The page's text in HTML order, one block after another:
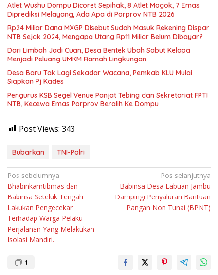
Atlet Wushu Dompu Dicoret Sepihak, 8 Atlet Mogok, 7 Emas
Diprediksi Melayang, Ada Apa di Porprov NTB 2026
Rp24 Miliar Dana MXGP Disebut Sudah Masuk Rekening Dispar
NTB Sejak 2024, Mengapa Utang Rp11 Miliar Belum Dibayar?
Dari Limbah Jadi Cuan, Desa Bentek Ubah Sabut Kelapa
Menjadi Peluang UMKM Ramah Lingkungan
Desa Baru Tak Lagi Sekadar Wacana, Pemkab KLU Mulai
Siapkan Pj Kades
Pengurus KSB Segel Venue Panjat Tebing dan Sekretariat FPTI
NTB, Kecewa Emas Porprov Beralih Ke Dompu
Post Views: 343
Bubarkan TNI-Polri
Navigasi
pos
Pos sebelumnya
Bhabinkamtibmas dan
Babinsa Seteluk Tengah
Lakukan Pengecekan
Terhadap Warga Pelaku
Perjalanan Yang Melakukan
Isolasi Mandiri.
Pos selanjutnya
Babinsa Desa Labuan Jambu
Dampingi Penyaluran Bantuan
Pangan Non Tunai (BPNT)
1